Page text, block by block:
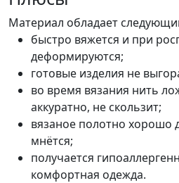
Материал обладает
быстро вяжется и при
деформируются;
готовые изделия не
во время вязания нить
аккуратно, не скользит;
вязаное полотно хорошо
мнётся;
получается
комфортная одежда.